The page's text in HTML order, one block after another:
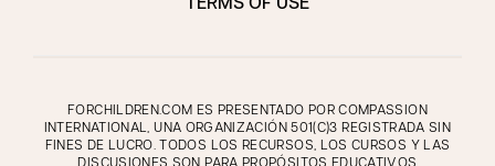
TERMS OF USE
FORCHILDREN.COM ES PRESENTADO POR COMPASSION
INTERNATIONAL, UNA ORGANIZACIÓN 501(C)3 REGISTRADA SIN
FINES DE LUCRO. TODOS LOS RECURSOS, LOS CURSOS Y LAS